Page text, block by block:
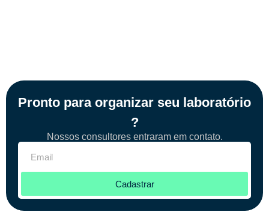
Pronto para organizar seu laboratório
?
Nossos consultores entraram em contato.
Cadastrar